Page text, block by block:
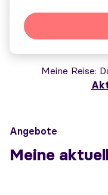
Meine Reise
Angebote
Meine